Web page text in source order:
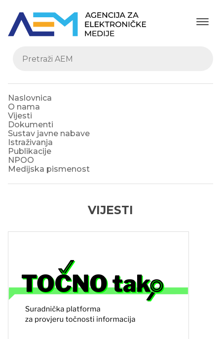
Naslovnica
O nama
Vijesti
Dokumenti
Sustav javne nabave
Istraživanja
Publikacije
NPOO
Medijska pismenost
VIJESTI